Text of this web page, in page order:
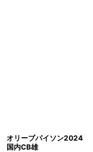
オリーブパイソン2024
国内CB雄